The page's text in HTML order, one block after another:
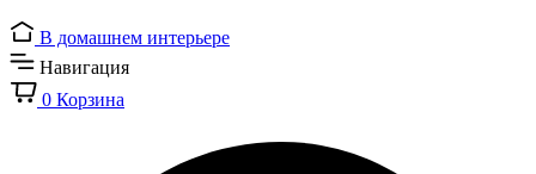
В домашнем интерьере
Навигация
0 Корзина